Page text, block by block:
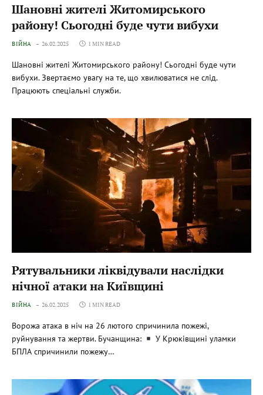
Шановні жителі Житомирського
району! Сьогодні буде чути вибухи
ВІЙНА 26.02.2025 1 MIN READ
Шановні жителі Житомирського району! Сьогодні буде чути
вибухи. Звертаємо увагу на те, що хвилюватися не слід.
Працюють спеціальні служби.
Рятувальники ліквідували наслідки
нічної атаки на Київщині
ВІЙНА 26.02.2025 1 MIN READ
Ворожа атака в ніч на 26 лютого спричинила пожежі,
руйнування та жертви. Бучанщина:
У Крюківщині уламки
БПЛА спричинили пожежу…